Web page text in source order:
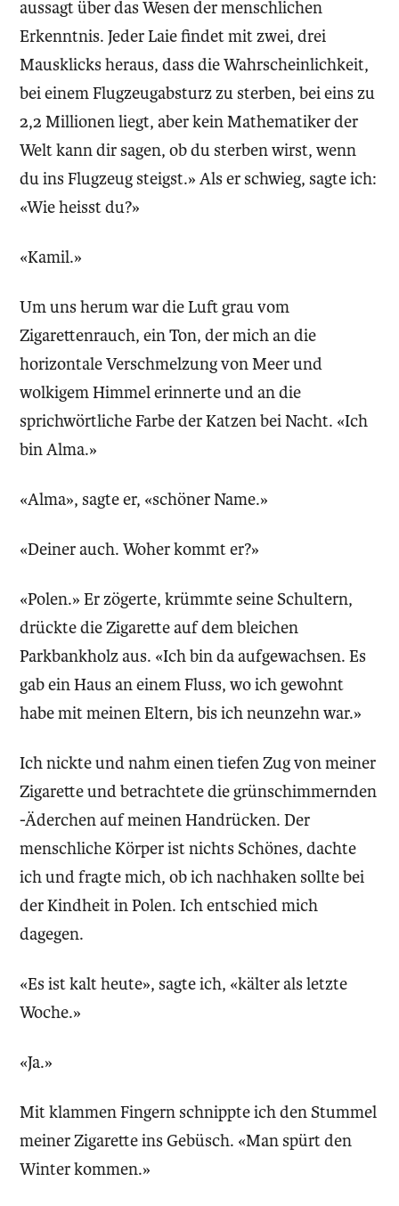
aussagt über das Wesen der menschlichen
Erkenntnis. Jeder Laie findet mit zwei, drei
Mausklicks heraus, dass die Wahrscheinlichkeit,
bei einem Flugzeugabsturz zu sterben, bei eins zu
2,2 Millionen liegt, aber kein Mathematiker der
Welt kann dir sagen, ob du sterben wirst, wenn
du ins Flugzeug steigst.» Als er schwieg, sagte ich:
«Wie heisst du?»
«Kamil.»
Um uns herum war die Luft grau vom
Zigarettenrauch, ein Ton, der mich an die
horizontale Verschmelzung von Meer und
wolkigem Himmel erinnerte und an die
sprichwörtliche Farbe der Katzen bei Nacht. «Ich
bin Alma.»
«Alma», sagte er, «schöner Name.»
«Deiner auch. Woher kommt er?»
«Polen.» Er zögerte, krümmte seine Schultern,
drückte die Zigarette auf dem bleichen
Parkbankholz aus. «Ich bin da aufgewachsen. Es
gab ein Haus an einem Fluss, wo ich gewohnt
habe mit meinen Eltern, bis ich neunzehn war.»
Ich nickte und nahm einen tiefen Zug von meiner
Zigarette und betrachtete die grünschimmernden
-Äderchen auf meinen Handrücken. Der
menschliche Körper ist nichts Schönes, dachte
ich und fragte mich, ob ich nachhaken sollte bei
der Kindheit in Polen. Ich entschied mich
dagegen.
«Es ist kalt heute», sagte ich, «kälter als letzte
Woche.»
«Ja.»
Mit klammen Fingern schnippte ich den Stummel
meiner Zigarette ins Gebüsch. «Man spürt den
Winter kommen.»